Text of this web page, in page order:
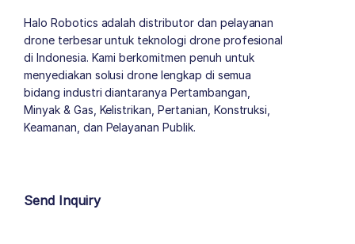
Halo Robotics adalah distributor dan pelayanan
drone terbesar untuk teknologi drone profesional
di Indonesia. Kami berkomitmen penuh untuk
menyediakan solusi drone lengkap di semua
bidang industri diantaranya Pertambangan,
Minyak & Gas, Kelistrikan, Pertanian, Konstruksi,
Keamanan, dan Pelayanan Publik.
Send Inquiry